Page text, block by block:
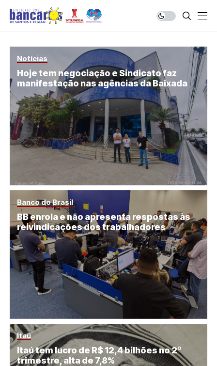
Notícias
Hoje tem negociação e Sindicato faz
manifestação nas agências da Baixada
Banco do Brasil
BB enrola e não apresenta respostas às
reivindicações dos trabalhadores
Itaú
Itaú tem lucro de R$ 12,4 bilhões no 2º
trimestre, alta de 7,8%